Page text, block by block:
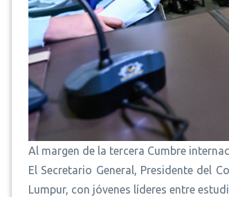
Al margen de la tercera Cumbre
El Secretario General, Presidente del
Lumpur, con jóvenes líderes entre